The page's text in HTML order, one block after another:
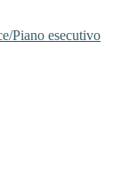
Piano esecutivo